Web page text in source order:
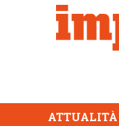
ATTUALITÀ
PROFESSIONE
ATTUALITÀ